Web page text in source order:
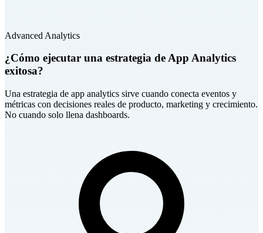
Advanced Analytics
¿Cómo ejecutar una estrategia de App Analytics
exitosa?
Una estrategia de app analytics sirve cuando conecta eventos y
métricas con decisiones reales de producto, marketing y crecimiento.
No cuando solo llena dashboards.